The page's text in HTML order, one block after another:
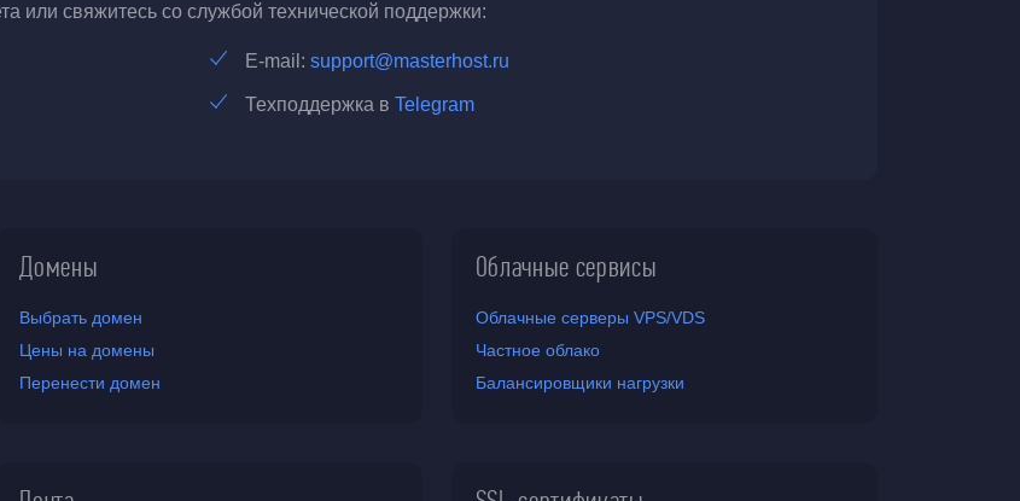
или свяжитесь со службой технической поддержки:
E-mail: support@masterhost.ru
Техподдержка в Telegram
Домены
Выбрать домен
Цены на домены
Перенести домен
Облачные сервисы
Облачные серверы VPS/VDS
Частное облако
Балансировщики нагрузки